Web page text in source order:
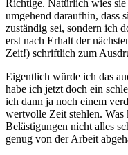
Richtige. Natürlich wies
umgehend daraufhin, dass
zuständig sei, sondern ich
erst nach Erhalt der
Zeit!) schriftlich zum
Eigentlich würde ich das
habe ich jetzt doch ein
ich dann ja noch einem
wertvolle Zeit stehlen. Was
Belästigungen nicht alles
genug von der Arbeit